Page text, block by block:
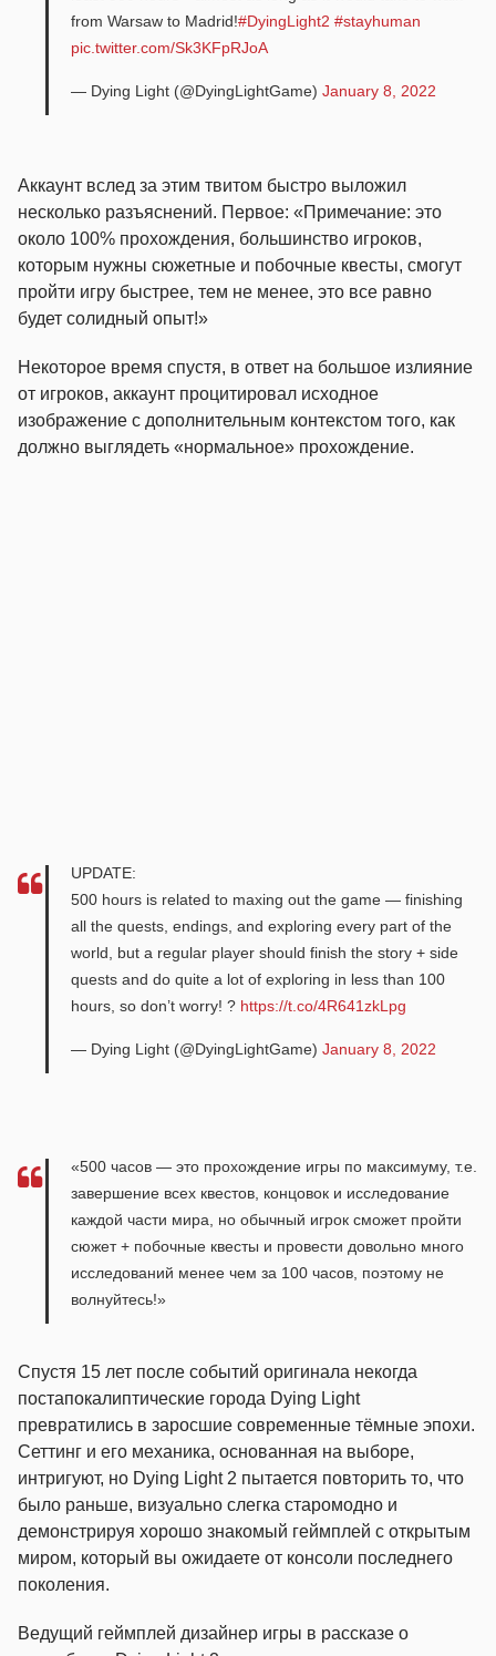
from Warsaw to Madrid!#DyingLight2 #stayhuman
pic.twitter.com/Sk3KFpRJoA
— Dying Light (@DyingLightGame) January 8, 2022
Аккаунт вслед за этим твитом быстро выложил
несколько разъяснений. Первое: «Примечание: это
около 100% прохождения, большинство игроков,
которым нужны сюжетные и побочные квесты, смогут
пройти игру быстрее, тем не менее, это все равно
будет солидный опыт!»
Некоторое время спустя, в ответ на большое излияние
от игроков, аккаунт процитировал исходное
изображение с дополнительным контекстом того, как
должно выглядеть «нормальное» прохождение.
UPDATE:
500 hours is related to maxing out the game — finishing
all the quests, endings, and exploring every part of the
world, but a regular player should finish the story + side
quests and do quite a lot of exploring in less than 100
hours, so don’t worry! ? https://t.co/4R641zkLpg
— Dying Light (@DyingLightGame) January 8, 2022
«500 часов — это прохождение игры по максимуму, т.е.
завершение всех квестов, концовок и исследование
каждой части мира, но обычный игрок сможет пройти
сюжет + побочные квесты и провести довольно много
исследований менее чем за 100 часов, поэтому не
волнуйтесь!»
Спустя 15 лет после событий оригинала некогда
постапокалиптические города Dying Light
превратились в заросшие современные тёмные эпохи.
Сеттинг и его механика, основанная на выборе,
интригуют, но Dying Light 2 пытается повторить то, что
было раньше, визуально слегка старомодно и
демонстрируя хорошо знакомый геймплей с открытым
миром, который вы ожидаете от консоли последнего
поколения.
Ведущий геймплей дизайнер игры в рассказе о